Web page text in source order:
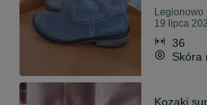
Legionowo
19 lipca
36
Skóra
Kozaki